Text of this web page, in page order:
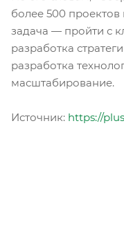
более 500
задача — пройти с
разработка
разработка
масштабирование.
Источник: https://